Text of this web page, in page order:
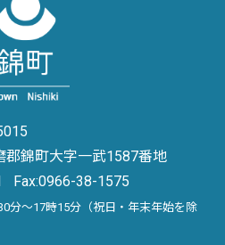
錦町大字一武1587番地
Fax:0966-38-1575
分～17時15分（祝日・年末年始を除